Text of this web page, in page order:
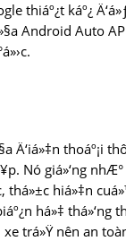
thiáº¿t káº¿
Android Auto
Ä‘iá»‡n thoáº¡i
Nó giá»‘ng
thá»±c hiá»‡n
há»‡
xe trá»Ÿ nên an